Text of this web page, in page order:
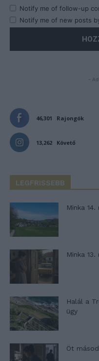
Notify me of follow-up
Notify me of new posts
-
46,301 Rajongók
13,262 Követő
LEGFRISSEBB
Minka 14.
Minka 13.
Halál a
ügy
Öt